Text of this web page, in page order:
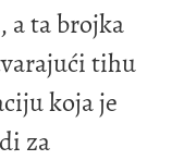
a ta brojka
tihu
koja je
za